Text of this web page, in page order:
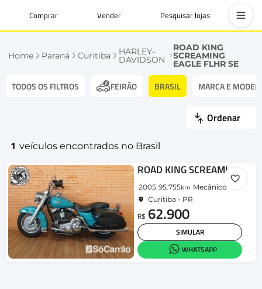
Comprar Vender Pesquisar lojas
Home Paraná Curitiba HARLEY-
DAVIDSON
ROAD KING
SCREAMING
EAGLE FLHR SE
TODOS OS FILTROS FEIRÃO BRASIL MARCA E
Ordenar
1 veículos encontrados no Brasil
2005 95.755km Mecânico
Curitiba - PR
R$ 62.900
SIMULAR
WHATSAPP